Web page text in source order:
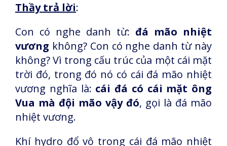
Thầy trả lời:
Con có nghe danh từ: đá mão nhiệt
vương không? Con có nghe danh từ này
không? Vì trong cấu trúc của một cái mặt
trời đó, trong đó nó có cái đá mão nhiệt
vương nghĩa là: cái đá có cái mặt ông
Vua mà đội mão vậy đó, gọi là đá mão
nhiệt vương.
Khí hydro đổ vô trong cái đá mão nhiệt